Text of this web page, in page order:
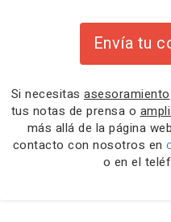
Envía tu
Si necesitas asesoramiento
tus notas de prensa o
más allá de la página
contacto con nosotros en
o en el